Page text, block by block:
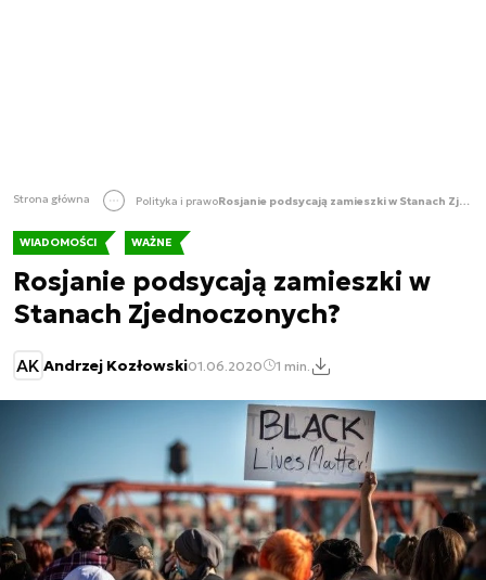
Strona główna Polityka i prawo Rosjanie podsycają zamieszki w Stanach Zjednoczonych?
WIADOMOŚCI WAŻNE
Rosjanie podsycają zamieszki w
Stanach Zjednoczonych?
AK Andrzej Kozłowski01.06.2020 1 min.